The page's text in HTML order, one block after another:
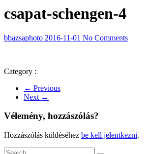
csapat-schengen-4
bbazsaphoto 2016-11-01 No Comments
Category :
← Previous
Next →
Vélemény, hozzászólás?
Hozzászólás küldéséhez be kell jelentkezni.